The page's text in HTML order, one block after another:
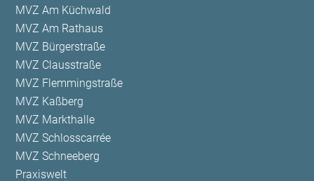
Operationen am Hals
Exstirpation von Lymphknoten
Exstirpation von medianen Halszysten
Artherom/Grützbeutel
Traumatologie
MVZ Am Küchwald
MVZ Am Rathaus
MVZ Bürgerstraße
MVZ Clausstraße
MVZ Flemmingstraße
MVZ Kaßberg
MVZ Markthalle
MVZ Schlosscarrée
MVZ Schneeberg
Praxiswelt